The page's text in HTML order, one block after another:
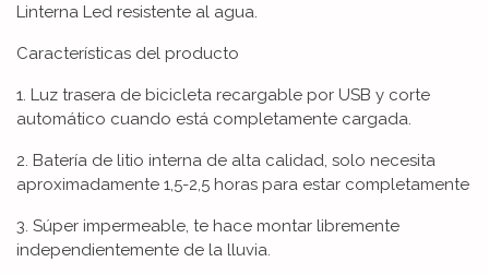
Linterna Led resistente al agua.
Características del producto
1. Luz trasera de bicicleta recargable por USB y corte
automático cuando está completamente cargada.
2. Batería de litio interna de alta calidad, solo necesita
aproximadamente 1,5-2,5 horas para estar completamente
3. Súper impermeable, te hace montar libremente
independientemente de la lluvia.